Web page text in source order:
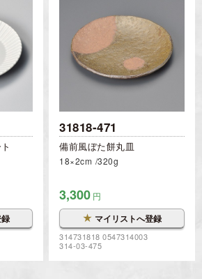
31818-471
備前風ぼた餅丸皿
18×2cm 320g
3,300 円
★ マイリストへ登録
314731818 0547314003
314-03-475